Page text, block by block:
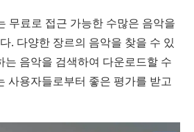
무료로 접근 가능한 수많은 음악을
. 다양한 장르의 음악을 찾을 수 있
는 음악을 검색하여 다운로드할 수
사용자들로부터 좋은 평가를 받고